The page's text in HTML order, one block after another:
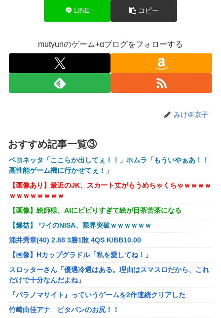
【悲報】風俗嬢やってる女の末路ｗｗｗｗｗｗｗｗｗｗｗ
【警告】社会人「スムージーにキウイ皮ごと入れよ。これ美
容にいいんだよね〜」→ 結果…
【画像】コスプレイヤーが死ぬ気で痩せた結果ｗｗｗｗ
【衝撃】クルタ族虐 殺の犯人、ツェリードニヒで確定！ク
オコエ瑠偉、メキシコに渡って2球団を即クビ→SNS更新が3
ヶ月間止まって消息不明に
町の弁当屋「申し訳ないが消費税1%になったらその分商品
代を値上げするわ」
パパ活不倫を暴露された大物芸人さん(63)、晒されたLINEが
面白すぎるｗｗｗｗｗｗｗｗｗ(画像ｱﾘ)
【悲報】黒人、卑怯すぎて炎上するｗｗｗｗ
【悲報】有名漫画家、がんを公表「大腸癌になってしまいま
した。肝臓に転移も見られてステージ4です」
【ROBOT魂】 88,000のミーティアが二次も即完売なの大人
気すぎる…
ブラッドボーン全クリしたんだが
【ナイトレイン】 舐め腐ったネタビルドで床舐めしまくる
「俺って面白いやろ？」みたいな寒い奴
LINE コピー
mutyunのゲーム+αブログをフォローする
みけ＠京子
おすすめ記事一覧③
ベヨネッタ「ここらか出してぇ！！」ホムラ「もういやぁあ！！
高性能ゲーム機に行かせてぇ！」
【画像あり】最近のJK、スカート丈がもうめちゃくちゃｗｗｗｗ
ｗｗｗｗｗｗｗｗ
【画像】絵師様、AIにビビりすぎて絵が目茶苦茶になる
【爆益】 ワイのNISA、限界突破ｗｗｗｗｗｗ
涌井秀章(40) 2.88 3勝1敗 4QS K/BB10.00
【画像】Hカップグラドル「私を愛してね！」
スロッターさん「優遇冷遇はある。理由はスマスロだから、これ
だけで十分なんだよね」
『パラノマサイト』っていうゲームを2作連続クリアした
竹﨑由佳アナ ピタパンのお尻！！